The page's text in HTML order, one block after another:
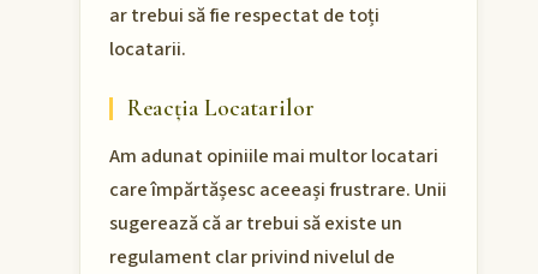
ar trebui să fie respectat de toți
locatarii.
Reacția Locatarilor
Am adunat opiniile mai multor locatari
care împărtășesc aceeași frustrare. Unii
sugerează că ar trebui să existe un
regulament clar privind nivelul de